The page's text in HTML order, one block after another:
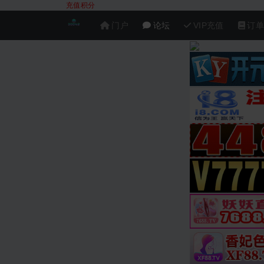
充值积分
门户 论坛 VIP充值 订